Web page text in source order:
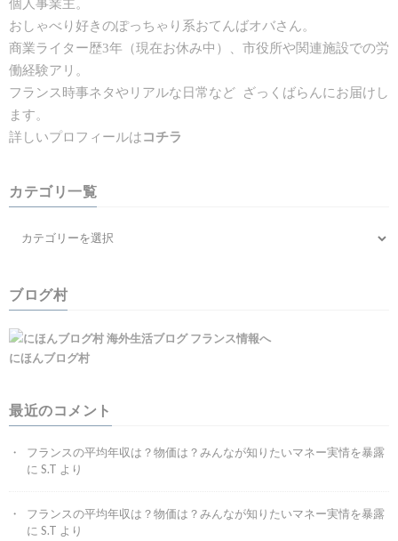
個人事業主。
おしゃべり好きのぽっちゃり系おてんばオバさん。
商業ライター歴3年（現在お休み中）、市役所や関連施設での労
働経験アリ。
フランス時事ネタやリアルな日常など ざっくばらんにお届けし
ます。
詳しいプロフィールはコチラ
カテゴリ一覧
ブログ村
にほんブログ村
最近のコメント
フランスの平均年収は？物価は？みんなが知りたいマネー実情を暴露
に S.T より
フランスの平均年収は？物価は？みんなが知りたいマネー実情を暴露
に S.T より